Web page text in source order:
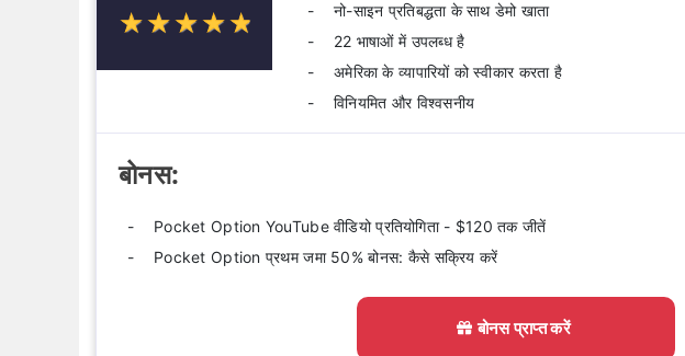
☆☆☆☆☆
★★★★★
नो-साइन प्रतिबद्धता के साथ डेमो खाता
22 भाषाओं में उपलब्ध है
अमेरिका के व्यापारियों को स्वीकार करता है
विनियमित और विश्वसनीय
बोनस:
Pocket Option YouTube वीडियो प्रतियोगिता - $120 तक जीतें
Pocket Option प्रथम जमा 50% बोनस: कैसे सक्रिय करें
बोनस प्राप्त करें